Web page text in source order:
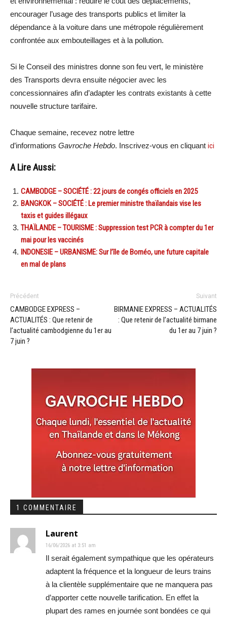
encourager l’usage des transports publics et limiter la
dépendance à la voiture dans une métropole régulièrement
confrontée aux embouteillages et à la pollution.
Si le Conseil des ministres donne son feu vert, le ministère
des Transports devra ensuite négocier avec les
concessionnaires afin d’adapter les contrats existants à cette
nouvelle structure tarifaire.
Chaque semaine, recevez notre lettre
d’informations Gavroche Hebdo. Inscrivez-vous en cliquant ici
A Lire Aussi:
CAMBODGE – SOCIÉTÉ : 22 jours de congés officiels en 2025
BANGKOK – SOCIÉTÉ : Le premier ministre thaïlandais vise les
taxis et guides illégaux
THAÏLANDE – TOURISME : Suppression test PCR à compter du 1er
mai pour les vaccinés
INDONESIE – URBANISME: Sur l’île de Bornéo, une future capitale
en mal de plans
Précédent
CAMBODGE EXPRESS –
ACTUALITÉS : Que retenir de
l’actualité cambodgienne du 1er au
7 juin ?
Suivant
BIRMANIE EXPRESS – ACTUALITÉS
: Que retenir de l’actualité birmane
du 1er au 7 juin ?
1 COMMENTAIRE
Laurent
16/06/2026 at 3:51 am
Il serait également sympathique que les opérateurs
adaptent la fréquence et la longueur de leurs trains
à la clientèle supplémentaire que ne manquera pas
d’apporter cette nouvelle tarification. En effet la
plupart des rames en journée sont bondées ce qui